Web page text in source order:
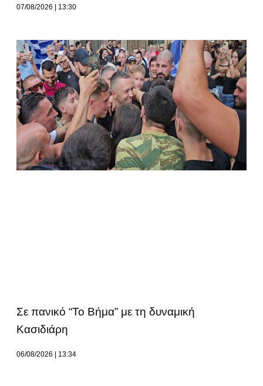
07/08/2026 13:30
Σε πανικό “Το Βήμα” με τη δυναμική
Κασιδιάρη
06/08/2026 13:34